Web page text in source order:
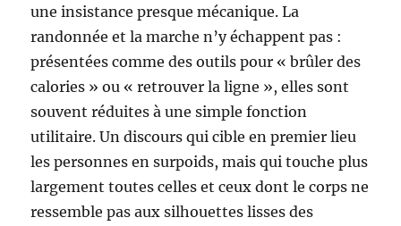
une insistance presque mécanique. La
randonnée et la marche n’y échappent pas :
présentées comme des outils pour « brûler des
calories » ou « retrouver la ligne », elles sont
souvent réduites à une simple fonction
utilitaire. Un discours qui cible en premier lieu
les personnes en surpoids, mais qui touche plus
largement toutes celles et ceux dont le corps ne
ressemble pas aux silhouettes lisses des